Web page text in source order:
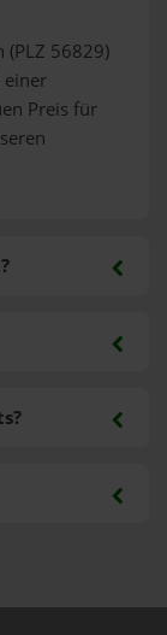
(PLZ 56829)
einer
Preis für